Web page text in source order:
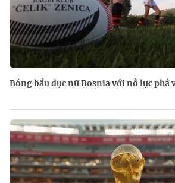
Bóng bầu dục nữ Bosnia với nỗ lực phá